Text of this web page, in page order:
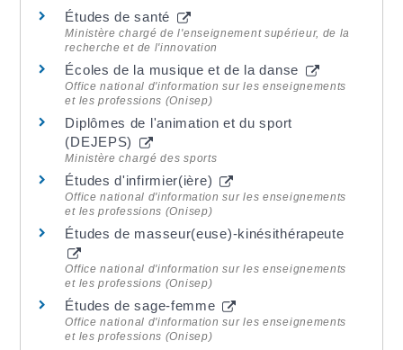
Études de santé
Ministère chargé de l'enseignement supérieur, de la
recherche et de l'innovation
Écoles de la musique et de la danse
Office national d'information sur les enseignements
et les professions (Onisep)
Diplômes de l'animation et du sport
(DEJEPS)
Ministère chargé des sports
Études d'infirmier(ière)
Office national d'information sur les enseignements
et les professions (Onisep)
Études de masseur(euse)-kinésithérapeute
Office national d'information sur les enseignements
et les professions (Onisep)
Études de sage-femme
Office national d'information sur les enseignements
et les professions (Onisep)